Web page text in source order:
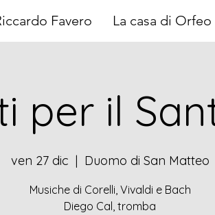
Favero La casa di Orfeo
per il
ven 27 dic
  |
Duomo di San Matteo
Musiche di Corelli, Vivaldi e Bach
Diego Cal, tromba